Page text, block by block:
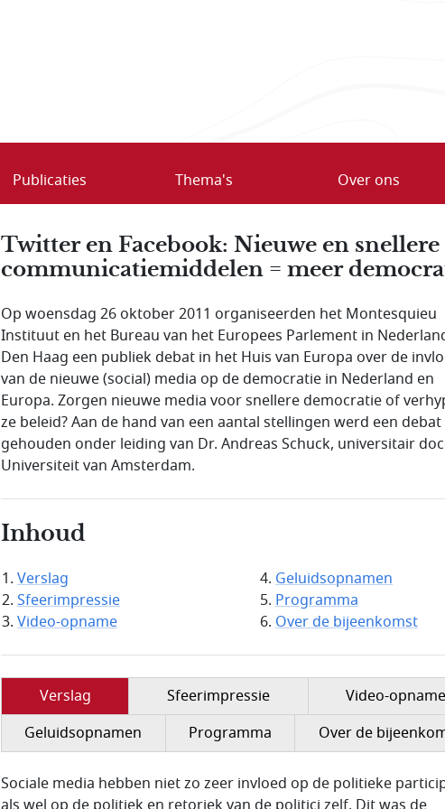
Publicaties Thema's Over ons
Twitter en Facebook: Nieuwe en snellere
communicatiemiddelen = meer
Op woensdag 26 oktober 2011 organiseerden het Montesquieu
Instituut en het Bureau van het Europees Parlement in
Den Haag een publiek debat in het Huis van Europa over de
van de nieuwe (social) media op de democratie in Nederland en
Europa. Zorgen nieuwe media voor snellere democratie of
ze beleid? Aan de hand van een aantal stellingen werd een debat
gehouden onder leiding van Dr. Andreas Schuck, universitair
Universiteit van Amsterdam.
Inhoud
Verslag
Sfeerimpressie
Video-opname
Geluidsopnamen
Programma
Over de bijeenkomst
Verslag Sfeerimpressie
Video-opname
Geluidsopnamen
Programma Over de
Sociale media hebben niet zo zeer invloed op de politieke